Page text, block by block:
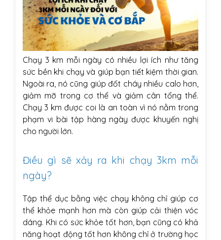
Chạy 3 km mỗi ngày có nhiều lợi ích như tăng
sức bền khi chạy và giúp bạn tiết kiệm thời gian.
Ngoài ra, nó cũng giúp đốt cháy nhiều calo hơn,
giảm mỡ trong cơ thể và giảm cân tổng thể.
Chạy 3 km được coi là an toàn vì nó nằm trong
phạm vi bài tập hàng ngày được khuyến nghị
cho người lớn.
Điều gì sẽ xảy ra khi chạy 3km mỗi
ngày?
Tập thể dục bằng việc chạy không chỉ giúp cơ
thể khỏe mạnh hơn mà còn giúp cải thiện vóc
dáng. Khi có sức khỏe tốt hơn, bạn cũng có khả
năng hoạt động tốt hơn không chỉ ở trường học